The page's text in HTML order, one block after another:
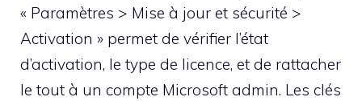
« Paramètres > Mise à jour et sécurité >
Activation » permet de vérifier l’état
d’activation, le type de licence, et de rattacher
le tout à un compte Microsoft admin. Les clés